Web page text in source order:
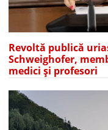
Revoltă publică
Schweighofer,
medici și profesori